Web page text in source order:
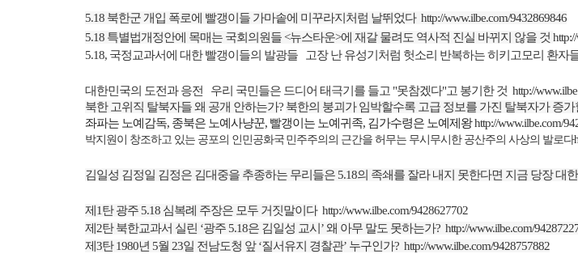
5.18 북한군 개입 폭로에 빨갱이들 가마솥에 미꾸라지처럼 날뛰었다 http://www.ilbe.com/9432869846
5.18 특별법개정안에 목매는 국회의원들 <뉴스타운>에 재갈 물려도 역사적 진실 바뀌지 않을 것
5.18, 국정교과서에 대한 빨갱이들의 발광들 고장 난 유성기처럼 헛소리 반복하는 히키고모리 환자
대한민국의 도전과 응전 우리 국민들은 드디어 태극기를 들고 "못참겠다"고 봉기한 것 http://
북한 고위직 탈북자들 왜 공개 안하는가? 북한의 붕괴가 임박할수록 고급 정보를 가진 탈북자가 증가
좌파는 노예감독, 종북은 노예사냥꾼, 빨갱이는 노예귀족, 김가수령은 노예제왕http://www.ilbe.com/
박지원이 창조하고 있는 공포의 인민공화국 민주주의의 근간을 허무는 무시무시한 공산주의 사상의 발로다
김일성 김정일 김정은 김대중을 추종하는 무리들은 5.18의 족쇄를 잘라 내지 못한다면 지금 당장 대
제 1탄 광주 5.18 심복례 주장은 모두 거짓말이다 http://www.ilbe.com/9428627702
제 2탄 북한교과서 실린 ‘광주 5.18은 김일성 교시 ’왜 아무 말도 못하는가? http://www.ilbe.com/
제 3탄1980년 5월 23일 전남도청 앞‘질서유지 경찰관’ 누구인가? http://www.ilbe.com/9428757882